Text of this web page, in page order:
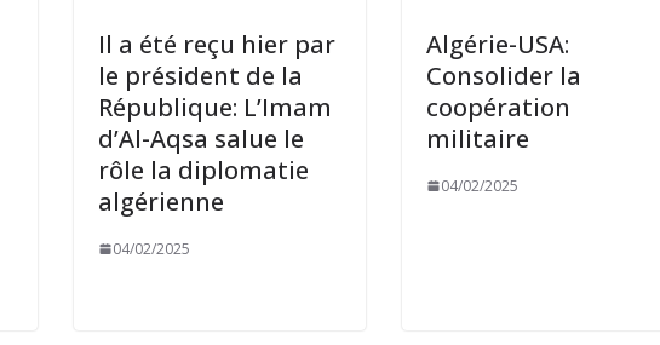
Il a été reçu hier par
le président de la
République: L’Imam
d’Al-Aqsa salue le
rôle la diplomatie
algérienne
04/02/2025
Algérie-USA:
Consolider la
coopération
militaire
04/02/2025